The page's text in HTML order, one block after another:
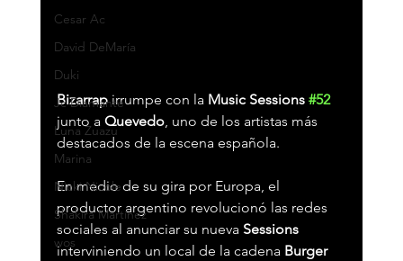
Cesar Ac
David DeMaría
Duki
Jc Diamante
Luna Zuazu
Marina
Nicki Nicole
Shakira Martínez
wos
Bizarrap irrumpe con la Music Sessions #52
junto a Quevedo, uno de los artistas más
destacados de la escena española.
En medio de su gira por Europa, el
productor argentino revolucionó las redes
sociales al anunciar su nueva Sessions
interviniendo un local de la cadena Burger